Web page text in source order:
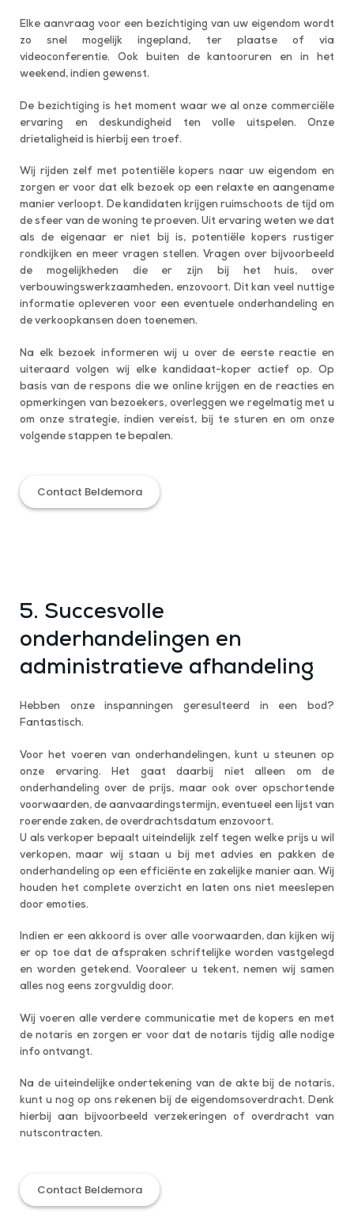
Elke aanvraag voor een bezichtiging van uw eigendom wordt
zo snel mogelijk ingepland, ter plaatse of via
videoconferentie. Ook buiten de kantooruren en in het
weekend, indien gewenst.
De bezichtiging is het moment waar we al onze commerciële
ervaring en deskundigheid ten volle uitspelen. Onze
drietaligheid is hierbij een troef.
Wij rijden zelf met potentiële kopers naar uw eigendom en
zorgen er voor dat elk bezoek op een relaxte en aangename
manier verloopt. De kandidaten krijgen ruimschoots de tijd om
de sfeer van de woning te proeven. Uit ervaring weten we dat
als de eigenaar er niet bij is, potentiële kopers rustiger
rondkijken en meer vragen stellen. Vragen over bijvoorbeeld
de mogelijkheden die er zijn bij het huis, over
verbouwingswerkzaamheden, enzovoort. Dit kan veel nuttige
informatie opleveren voor een eventuele onderhandeling en
de verkoopkansen doen toenemen.
Na elk bezoek informeren wij u over de eerste reactie en
uiteraard volgen wij elke kandidaat-koper actief op. Op
basis van de respons die we online krijgen en de reacties en
opmerkingen van bezoekers, overleggen we regelmatig met u
om onze strategie, indien vereist, bij te sturen en om onze
volgende stappen te bepalen.
Contact Beldemora
5. Succesvolle
onderhandelingen en
administratieve afhandeling
Hebben onze inspanningen geresulteerd in een bod?
Fantastisch.
Voor het voeren van onderhandelingen, kunt u steunen op
onze ervaring. Het gaat daarbij niet alleen om de
onderhandeling over de prijs, maar ook over opschortende
voorwaarden, de aanvaardingstermijn, eventueel een lijst van
roerende zaken, de overdrachtsdatum enzovoort.
U als verkoper bepaalt uiteindelijk zelf tegen welke prijs u wil
verkopen, maar wij staan u bij met advies en pakken de
onderhandeling op een efficiënte en zakelijke manier aan. Wij
houden het complete overzicht en laten ons niet meeslepen
door emoties.
Indien er een akkoord is over alle voorwaarden, dan kijken wij
er op toe dat de afspraken schriftelijke worden vastgelegd
en worden getekend. Vooraleer u tekent, nemen wij samen
alles nog eens zorgvuldig door.
Wij voeren alle verdere communicatie met de kopers en met
de notaris en zorgen er voor dat de notaris tijdig alle nodige
info ontvangt.
Na de uiteindelijke ondertekening van de akte bij de notaris,
kunt u nog op ons rekenen bij de eigendomsoverdracht. Denk
hierbij aan bijvoorbeeld verzekeringen of overdracht van
nutscontracten.
Contact Beldemora